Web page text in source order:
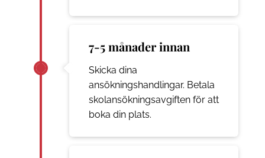
7-5 månader innan
Skicka dina
ansökningshandlingar. Betala
skolansökningsavgiften för att
boka din plats.